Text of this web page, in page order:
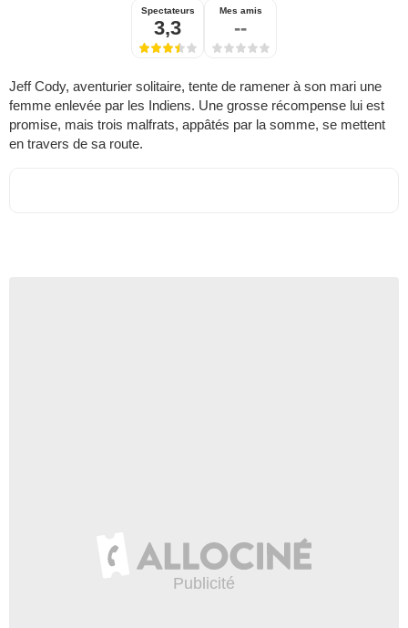
Spectateurs
3,3
Mes amis
--
Jeff Cody, aventurier solitaire, tente de ramener à son mari une
femme enlevée par les Indiens. Une grosse récompense lui est
promise, mais trois malfrats, appâtés par la somme, se mettent
en travers de sa route.